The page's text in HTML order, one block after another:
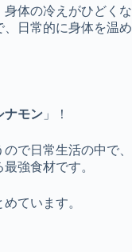
身体の冷えがひどくな
日常的に身体を温め
ナモン 」！
で日常生活の中で、
強食材です。
ています。